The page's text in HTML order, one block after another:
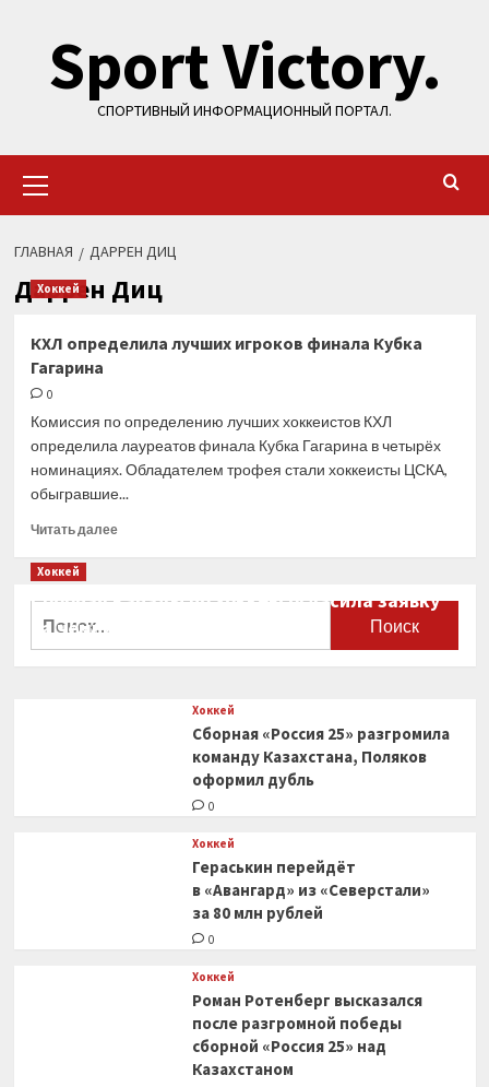
содержимому
Sport Victory.
СПОРТИВНЫЙ ИНФОРМАЦИОННЫЙ ПОРТАЛ.
меню
ГЛАВНАЯ ДАРРЕН ДИЦ
Даррен Диц
Хоккей
КХЛ определила лучших игроков финала Кубка
Гагарина
0
Комиссия по определению лучших хоккеистов КХЛ
определила лауреатов финала Кубка Гагарина в четырёх
номинациях. Обладателем трофея стали хоккеисты ЦСКА,
обыгравшие...
Читать далееПрочитать
игроков
Хоккей
Сборная Канады по хоккею огласила заявку
на чемпионат мира
Хоккей
Сборная «Россия 25» разгромила
команду Казахстана, Поляков
оформил дубль
0
Хоккей
Гераськин перейдёт
в «Авангард» из «Северстали»
за 80 млн рублей
0
Хоккей
Роман Ротенберг высказался
после разгромной победы
сборной «Россия 25» над
Казахстаном